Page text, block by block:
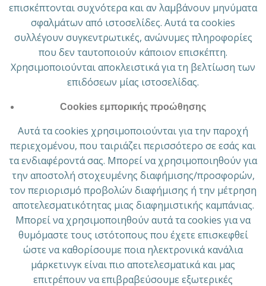
επισκέπτονται συχνότερα και αν λαμβάνουν μηνύματα
σφαλμάτων από ιστοσελίδες. Αυτά τα cookies
συλλέγουν συγκεντρωτικές, ανώνυμες πληροφορίες
που δεν ταυτοποιούν κάποιον επισκέπτη.
Χρησιμοποιούνται αποκλειστικά για τη βελτίωση των
επιδόσεων μίας ιστοσελίδας.
Cookies εμπορικής προώθησης
Αυτά τα cookies χρησιμοποιούνται για την παροχή
περιεχομένου, που ταιριάζει περισσότερο σε εσάς και
τα ενδιαφέροντά σας. Μπορεί να χρησιμοποιηθούν για
την αποστολή στοχευμένης διαφήμισης/προσφορών,
τον περιορισμό προβολών διαφήμισης ή την μέτρηση
αποτελεσματικότητας μιας διαφημιστικής καμπάνιας.
Μπορεί να χρησιμοποιηθούν αυτά τα cookies για να
θυμόμαστε τους ιστότοπους που έχετε επισκεφθεί
ώστε να καθορίσουμε ποια ηλεκτρονικά κανάλια
μάρκετινγκ είναι πιο αποτελεσματικά και μας
επιτρέπουν να επιβραβεύσουμε εξωτερικές